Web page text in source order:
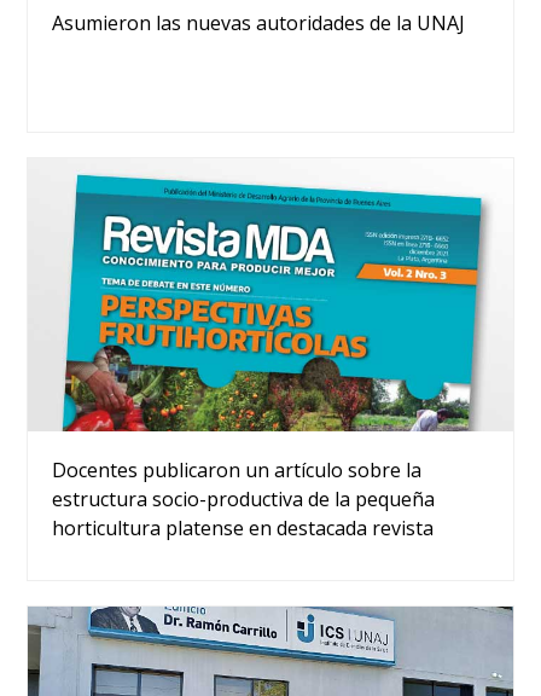
Asumieron las nuevas autoridades de la UNAJ
Docentes publicaron un artículo sobre la
estructura socio-productiva de la pequeña
horticultura platense en destacada revista